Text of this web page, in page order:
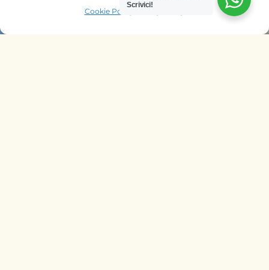
Cookie Policy
Scrivici!